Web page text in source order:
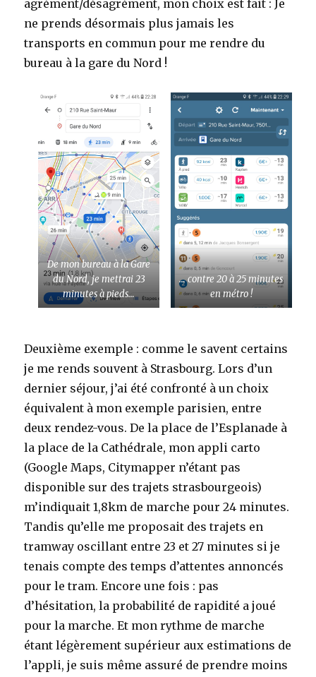
agrément/désagrément, mon choix est fait : Je
ne prends désormais plus jamais les
transports en commun pour me rendre du
bureau à la gare du Nord !
De mon bureau à la Gare
du Nord, je mettrai 23
minutes à pieds…
… contre 20 à 25 minutes
en métro !
Deuxième exemple : comme le savent certains
je me rends souvent à Strasbourg. Lors d’un
dernier séjour, j’ai été confronté à un choix
équivalent à mon exemple parisien, entre
deux rendez-vous. De la place de l’Esplanade à
la place de la Cathédrale, mon appli carto
(Google Maps, Citymapper n’étant pas
disponible sur des trajets strasbourgeois)
m’indiquait 1,8km de marche pour 24 minutes.
Tandis qu’elle me proposait des trajets en
tramway oscillant entre 23 et 27 minutes si je
tenais compte des temps d’attentes annoncés
pour le tram. Encore une fois : pas
d’hésitation, la probabilité de rapidité a joué
pour la marche. Et mon rythme de marche
étant légèrement supérieur aux estimations de
l’appli, je suis même assuré de prendre moins